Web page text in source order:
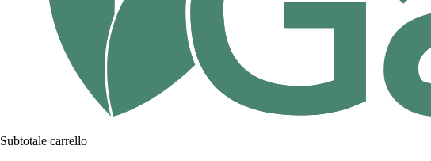
Subtotale carrello